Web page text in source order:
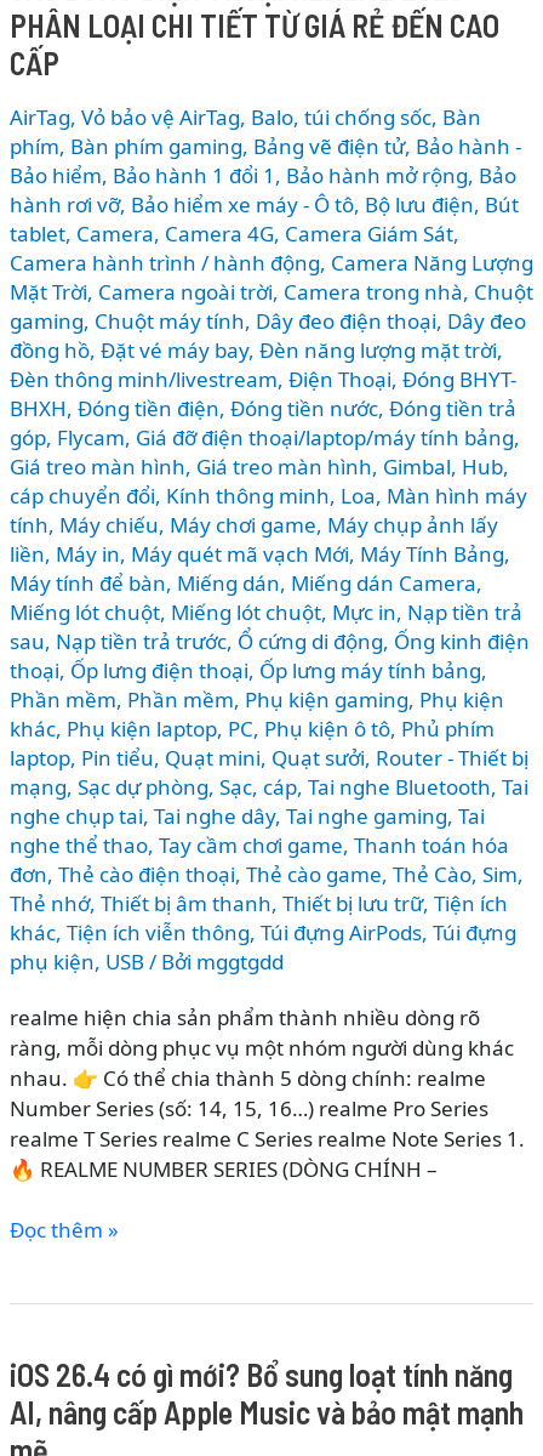
Sony
WH-
1000XM6
vs
Bose
QC
Ultra:
Đâu
là
tai
nghe
chống
ồn
tốt
nhất
2026?
PHÂN LOẠI CHI TIẾT TỪ GIÁ RẺ ĐẾN CAO
CẤP
AirTag, Vỏ bảo vệ AirTag, Balo, túi chống sốc, Bàn
phím, Bàn phím gaming, Bảng vẽ điện tử, Bảo hành -
Bảo hiểm, Bảo hành 1 đổi 1 , Bảo hành mở rộng, Bảo
hành rơi vỡ, Bảo hiểm xe máy - Ô tô, Bộ lưu điện, Bút
tablet, Camera, Camera 4G, Camera Giám Sát,
Camera hành trình / hành động, Camera Năng Lượng
Mặt Trời, Camera ngoài trời, Camera trong nhà, Chuột
gaming, Chuột máy tính, Dây đeo điện thoại, Dây đeo
đồng hồ, Đặt vé máy bay, Đèn năng lượng mặt trời,
Đèn thông minh/livestream, Điện Thoại, Đóng BHYT-
BHXH, Đóng tiền điện, Đóng tiền nước, Đóng tiền trả
góp, Flycam, Giá đỡ điện thoại/laptop/máy tính bảng,
Giá treo màn hình, Giá treo màn hình, Gimbal, Hub,
cáp chuyển đổi, Kính thông minh, Loa, Màn hình máy
tính, Máy chiếu, Máy chơi game, Máy chụp ảnh lấy
liền, Máy in, Máy quét mã vạch Mới, Máy Tính Bảng,
Máy tính để bàn, Miếng dán, Miếng dán Camera,
Miếng lót chuột, Miếng lót chuột, Mực in, Nạp tiền trả
sau, Nạp tiền trả trước, Ổ cứng di động, Ống kinh điện
thoại, Ốp lưng điện thoại, Ốp lưng máy tính bảng,
Phần mềm, Phần mềm, Phụ kiện gaming, Phụ kiện
khác, Phụ kiện laptop, PC, Phụ kiện ô tô, Phủ phím
laptop, Pin tiểu, Quạt mini, Quạt sưởi, Router - Thiết bị
mạng, Sạc dự phòng, Sạc, cáp, Tai nghe Bluetooth, Tai
nghe chụp tai, Tai nghe dây, Tai nghe gaming, Tai
nghe thể thao, Tay cầm chơi game, Thanh toán hóa
đơn, Thẻ cào điện thoại, Thẻ cào game, Thẻ Cào, Sim,
Thẻ nhớ, Thiết bị âm thanh, Thiết bị lưu trữ, Tiện ích
khác, Tiện ích viễn thông, Túi đựng AirPods, Túi đựng
phụ kiện, USB/ Bởi mggtgdd
realme hiện chia sản phẩm thành nhiều dòng rõ
ràng, mỗi dòng phục vụ một nhóm người dùng khác
nhau. 👉 Có thể chia thành 5 dòng chính: realme
Number Series (số: 14, 15, 16…) realme Pro Series
realme T Series realme C Series realme Note Series 1.
🔥 REALME NUMBER SERIES (DÒNG CHÍNH –
CÁC
2026
–
PHÂN
Đọc thêm »
iOS 26.4 có gì mới? Bổ sung loạt tính năng
AI, nâng cấp Apple Music và bảo mật mạnh